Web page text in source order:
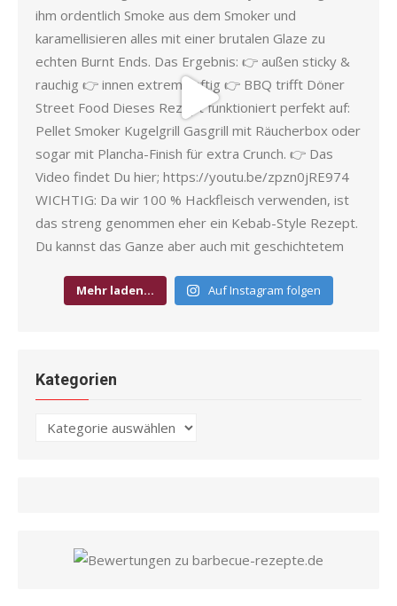
Mehr laden… Auf Instagram folgen
Kategorien
Kategorien